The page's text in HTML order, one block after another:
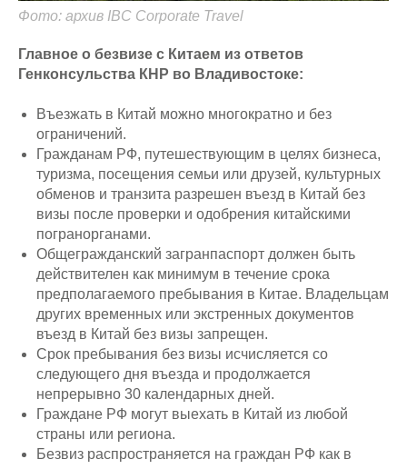
Фото: архив IBC Corporate Travel
Главное о безвизе с Китаем из ответов
Генконсульства КНР во Владивостоке:
Въезжать в Китай можно многократно и без
ограничений.
Гражданам РФ, путешествующим в целях бизнеса,
туризма, посещения семьи или друзей, культурных
обменов и транзита разрешен въезд в Китай без
визы после проверки и одобрения китайскими
погранорганами.
Общегражданский загранпаспорт должен быть
действителен как минимум в течение срока
предполагаемого пребывания в Китае. Владельцам
других временных или экстренных документов
въезд в Китай без визы запрещен.
Срок пребывания без визы исчисляется со
следующего дня въезда и продолжается
непрерывно 30 календарных дней.
Граждане РФ могут выехать в Китай из любой
страны или региона.
Безвиз распространяется на граждан РФ как в